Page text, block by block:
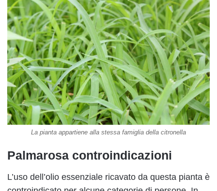
La pianta appartiene alla stessa famiglia della citronella
Palmarosa controindicazioni
L’uso dell’olio essenziale ricavato da questa pianta è